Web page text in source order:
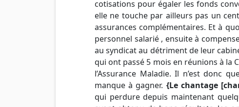
cotisations pour égaler les fonds
elle ne touche par ailleurs pas un
assurances complémentaires. Et à
personnel salarié , ensuite à
au syndicat au détriment de leur
qui ont passé 5 mois en réunions à la
l’Assurance Maladie. Il n’est donc
manque à gagner. {Le chantage
qui perdure depuis maintenant